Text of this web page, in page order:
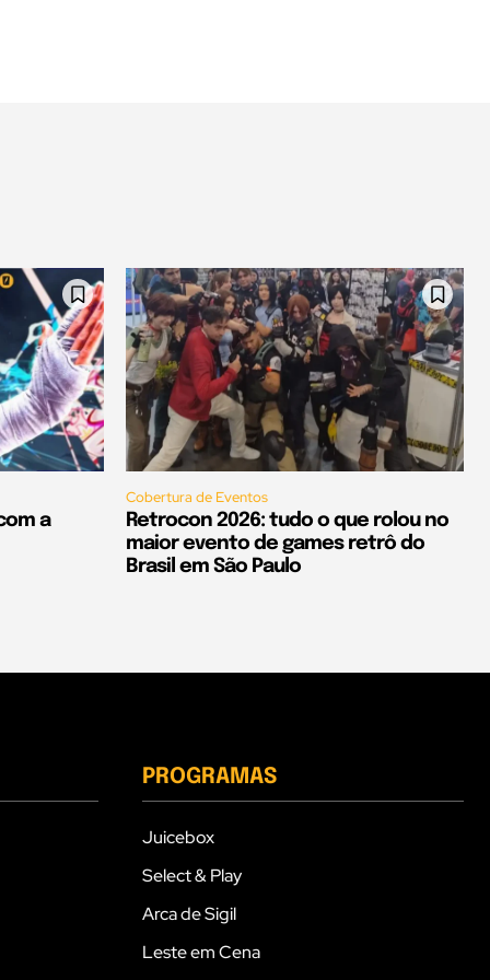
a
Cobertura de Eventos
Retrocon 2026: tudo o que rolou no
maior evento de games retrô do
Brasil em São Paulo
PROGRAMAS
Juicebox
Select & Play
Arca de Sigil
Leste em Cena